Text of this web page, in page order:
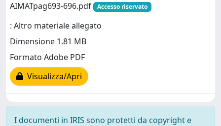
AIMATpag693-696.pdf
Accesso riservato
: Altro materiale allegato
Dimensione 1.81 MB
Formato Adobe PDF
Visualizza/Apri
I documenti in IRIS sono protetti da copyright e